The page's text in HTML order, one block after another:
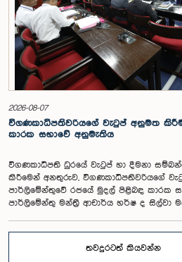
2026-08-07
විගණකාධිපතිවරියගේ වැටුප් අනුමත
කාරක සභාවේ අනුමැතිය
විගණකාධිපති ධුරයේ වැටුප් හා දීමනා
කිරීමෙන් අනතුරුව, විගණකාධිපතිවරියගේ
පාර්ලිමේන්තුවේ රජයේ මුදල් පිළිබඳ කාරක
පාර්ලිමේන්තු මන්ත්‍රී ආචාර්ය හර්ෂ ද සිල්වා
බස්නායක, එම්.කේ.එම්. අස්ලම්, තිලිණ
යන මහත්ම මහත්මීන්ගේ සහභාගීත්වයෙන්
තවදුරටත් කියවන්න